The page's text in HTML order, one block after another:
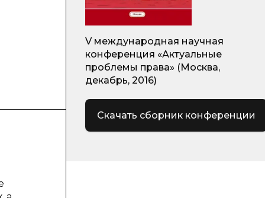
V международная научная
конференция «Актуальные
проблемы права» (Москва,
декабрь, 2016)
Скачать сборник конференции